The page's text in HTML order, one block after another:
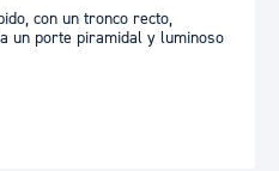
con un tronco recto,
un porte piramidal y luminoso